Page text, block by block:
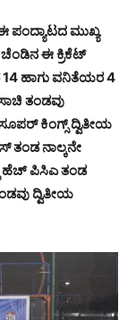
ಪಂದ್ಯಾಟದ ಮುಖ್ಯ
ಚೆಂಡಿನ ಈ ಕ್ರಿಕೆಟ್
14 ಹಾಗು ವನಿತೆಯರ 4
ತಂಡವು
ಕಿಂಗ್ಸ್ ದ್ವಿತೀಯ
ತಂಡ ನಾಲ್ಕನೇ
ಹೆಚ್ ಪಿಸಿಎ ತಂಡ
ದ್ವಿತೀಯ